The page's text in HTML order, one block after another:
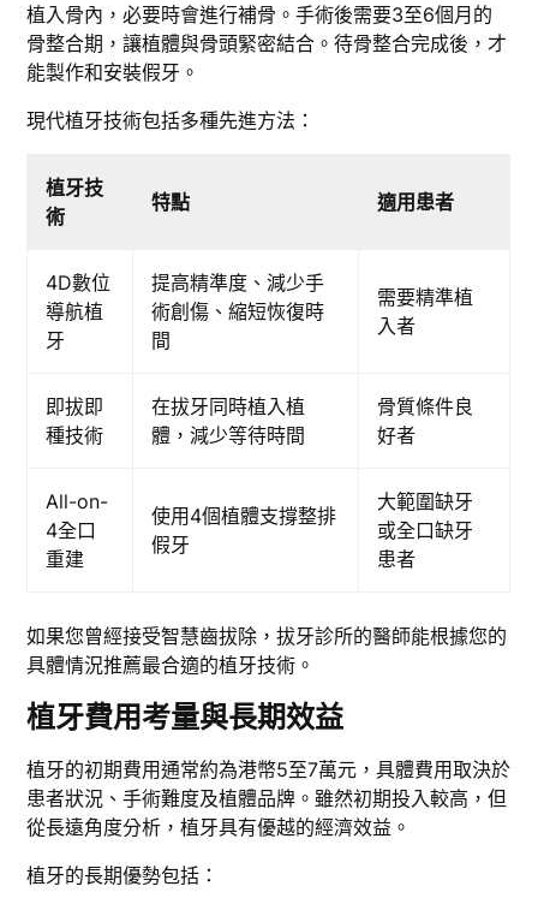
植入骨內，必要時會進行補骨。手術後需要3至6個月的
骨整合期，讓植體與骨頭緊密結合。待骨整合完成後，才
能製作和安裝假牙。
現代植牙技術包括多種先進方法：
植牙技
術
特點 適用患者
4D數位
導航植
牙
提高精準度、減少手
術創傷、縮短恢復時
間
需要精準植
入者
即拔即
種技術
在拔牙同時植入植
體，減少等待時間
骨質條件良
好者
All-on-
4全口
重建
使用4個植體支撐整排
假牙
大範圍缺牙
或全口缺牙
患者
如果您曾經接受智慧齒拔除，拔牙診所的醫師能根據您的
具體情況推薦最合適的植牙技術。
植牙費用考量與長期效益
植牙的初期費用通常約為港幣5至7萬元，具體費用取決於
患者狀況、手術難度及植體品牌。雖然初期投入較高，但
從長遠角度分析，植牙具有優越的經濟效益。
植牙的長期優勢包括：